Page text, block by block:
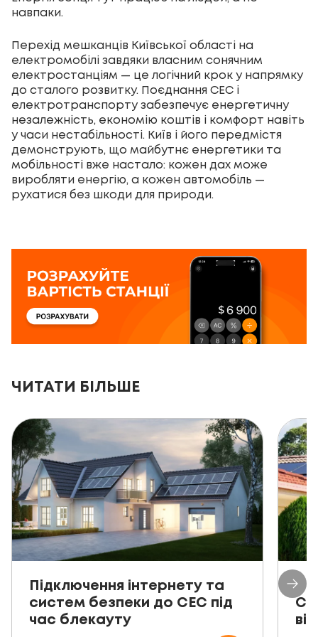
навпаки.
Перехід мешканців Київської області на
електромобілі завдяки власним сонячним
електростанціям — це логічний крок у напрямку
до сталого розвитку. Поєднання СЕС і
електротранспорту забезпечує енергетичну
незалежність, економію коштів і комфорт навіть
у часи нестабільності. Київ і його передмістя
демонструють, що майбутнє енергетики та
мобільності вже настало: кожен дах може
виробляти енергію, а кожен автомобіль —
рухатися без шкоди для природи.
ЧИТАТИ БІЛЬШЕ
Підключення інтернету та
систем безпеки до СЕС під
час блекауту